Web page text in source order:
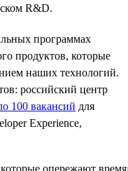
R&D.
программах
продуктов, которые
наших технологий.
российский центр
100 вакансий для
Experience,